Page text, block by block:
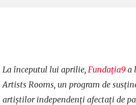
La începutul lui aprilie, Fundația9 a
Artists Rooms, un program de
artiștilor independenți afectați de